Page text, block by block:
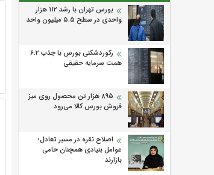
بورس تهران با رشد ۱۱۲ هزار
واحدی در سطح ۵.۵ میلیون واحد
رکوردشکنی بورس با جذب ۶.۲
همت سرمایه حقیقی
۸۹۵ هزار تن محصول روی میز
فروش بورس کالا می‌‌رود
اصلاح نقره در مسیر تعادل؛
عوامل بنیادی همچنان حامی
بازارند